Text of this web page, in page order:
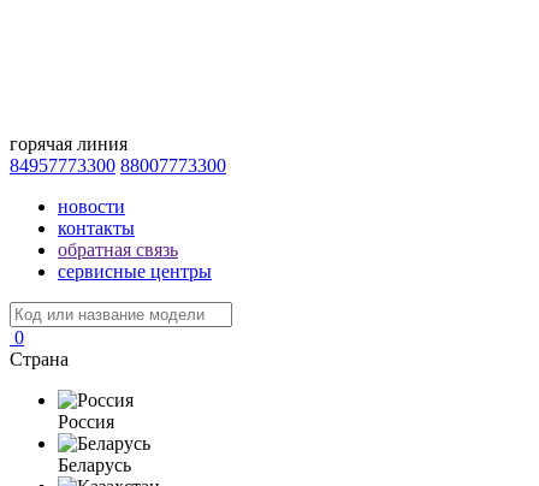
горячая линия
84957773300 88007773300
новости
контакты
обратная связь
сервисные центры
0
Страна
Россия
Беларусь